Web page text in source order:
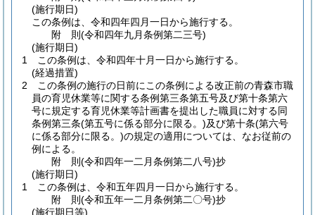
(施行期日)
この条例は、令和四年四月一日から施行する。
附 則(令和四年九月条例第二三号)
(施行期日)
1
この条例は、令和四年十月一日から施行する。
(経過措置)
2
この条例の施行の日前にこの条例による改正前の青森市職
員の育児休業等に関する条例第三条第五号及び第十条第六
号に規定する育児休業等計画書を提出した職員に対する同
条例第三条(第五号に係る部分に限る。)及び第十条(第六号
に係る部分に限る。)の規定の適用については、なお従前の
例による。
附 則(令和四年一二月条例第二八号)抄
(施行期日)
1
この条例は、令和五年四月一日から施行する。
附 則(令和五年一二月条例第二〇号)抄
(施行期日等)